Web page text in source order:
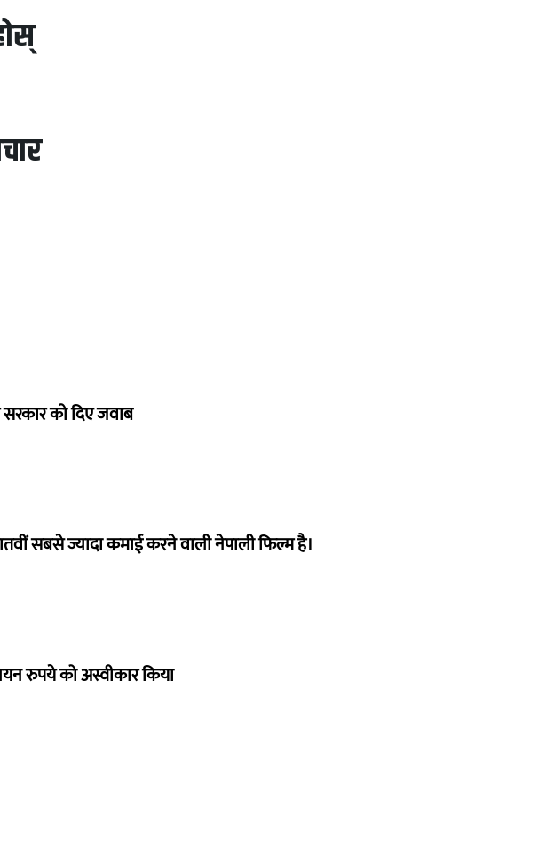
सरकार को दिए जवाब
सबसे ज्यादा कमाई करने वाली नेपाली फिल्म है।
रुपये को अस्वीकार किया